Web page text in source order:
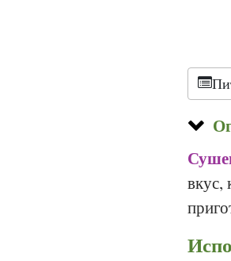
вкус,